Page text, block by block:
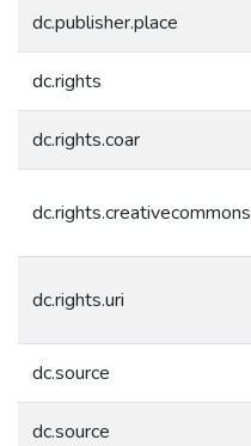
dc.publisher.place
dc.rights
dc.rights.coar
dc.rights.creativecommons
dc.rights.uri
dc.source
dc.source